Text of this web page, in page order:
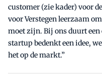
customer (zie kader) voor
voor Verstegen leerzaam
moet zijn. Bij ons duurt
startup bedenkt een idee,
het op de markt.”